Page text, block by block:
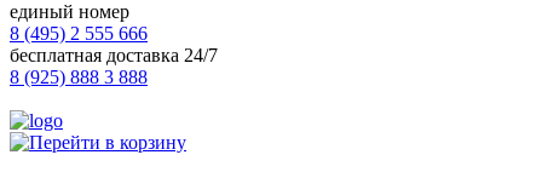
единый номер
8 (495) 2 555 666
бесплатная доставка 24/7
8 (925) 888 3 888